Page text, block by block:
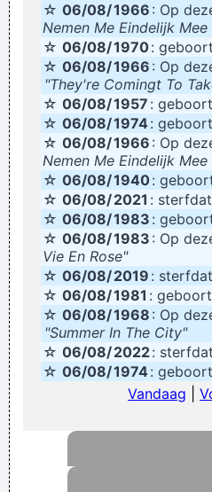
Het moet wel
Nieuwe gehoorregenerator.
Wel handig, dat direct
☆ 06/08/1966 : Op
Nemen Me Eindelijk
☆ 06/08/1970:
☆ 06/08/1966 : Op
"They're Comingt To
☆ 06/08/1957 :
☆ 06/08/1974 :
☆ 06/08/1966 : Op
Nemen Me Eindelijk
☆ 06/08/1940:
☆ 06/08/2021 :
☆ 06/08/1983 :
☆ 06/08/1983 : Op
Vie En Rose"
☆ 06/08/2019 :
☆ 06/08/1981 :
☆ 06/08/1968 : Op
"Summer In The City"
☆ 06/08/2022:
☆ 06/08/1974 :
Vandaag